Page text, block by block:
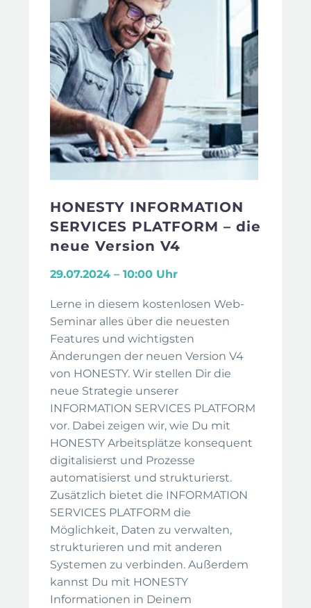
HONESTY INFORMATION
SERVICES PLATFORM – die
neue Version V4
29.07.2024 – 10:00 Uhr
Lerne in diesem kostenlosen Web-
Seminar alles über die neuesten
Features und wichtigsten
Änderungen der neuen Version V4
von HONESTY. Wir stellen Dir die
neue Strategie unserer
INFORMATION SERVICES PLATFORM
vor. Dabei zeigen wir, wie Du mit
HONESTY Arbeitsplätze konsequent
digitalisierst und Prozesse
automatisierst und strukturierst.
Zusätzlich bietet die INFORMATION
SERVICES PLATFORM die
Möglichkeit, Daten zu verwalten,
strukturieren und mit anderen
Systemen zu verbinden. Außerdem
kannst Du mit HONESTY
Informationen in Deinem